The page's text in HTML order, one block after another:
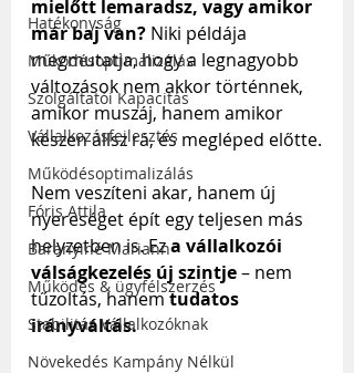
Hatékonyság
Működésoptimalizálás
Szolgáltatói Kapacitás
Vállalkozásfejlesztés
Működésoptimalizálás
Fóris Attila
Baranyiné Mariann
Működés & ügyfélszerzés
Stabilitás Vállalkozóknak
Növekedés Kampány Nélkül
mielőtt lemaradsz, vagy amikor
már baj van? Niki példája
megmutatja, hogy a legnagyobb
változások nem akkor történnek,
amikor muszáj, hanem amikor
készen állsz rá, és megléped előtte.
Nem veszíteni akar, hanem új
nyereséget épít egy teljesen más
helyzetben is. Ez a vállalkozói
válságkezelés új szintje – nem
tűzoltás, hanem tudatos
irányváltás.